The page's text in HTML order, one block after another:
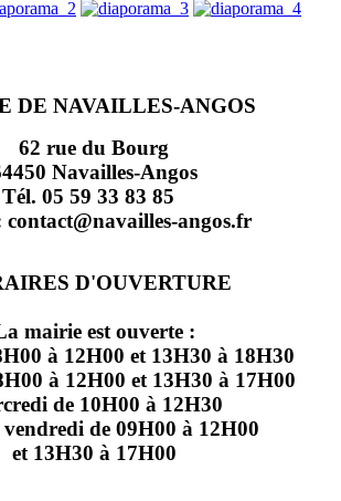
DE NAVAILLES-ANGOS
62 rue du Bourg
Navailles-Angos
Tél. 05 59 33 83 85
angos.fr
D'OUVERTURE
mairie est ouverte :
à 12H00 et 13H30 à 18H30
à 12H00 et 13H30 à 17H00
de 10H00 à 12H30
de 09H00 à 12H00
et 13H30 à 17H00